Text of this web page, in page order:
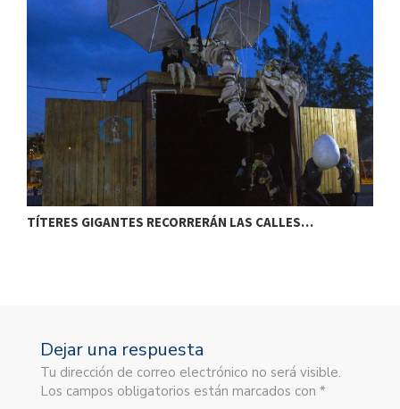
TÍTERES GIGANTES RECORRERÁN LAS CALLES…
Dejar una respuesta
Tu dirección de correo electrónico no será visible.
Los campos obligatorios están marcados con *